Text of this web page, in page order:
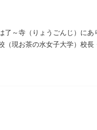
了～寺（りょうごんじ）に
現お茶の水女子大学）校